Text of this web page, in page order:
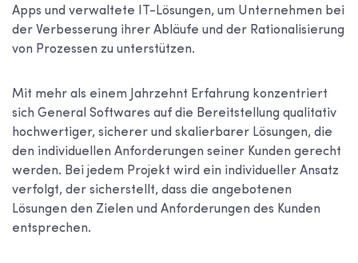
Apps und verwaltete IT-Lösungen, um Unternehmen bei
der Verbesserung ihrer Abläufe und der Rationalisierung
von Prozessen zu unterstützen.
Mit mehr als einem Jahrzehnt Erfahrung konzentriert
sich General Softwares auf die Bereitstellung qualitativ
hochwertiger, sicherer und skalierbarer Lösungen, die
den individuellen Anforderungen seiner Kunden gerecht
werden. Bei jedem Projekt wird ein individueller Ansatz
verfolgt, der sicherstellt, dass die angebotenen
Lösungen den Zielen und Anforderungen des Kunden
entsprechen.